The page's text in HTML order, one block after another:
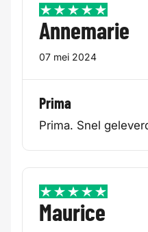
5 / 5
Annemarie
07 mei 2024
Prima
Prima. Snel
5 / 5
Maurice